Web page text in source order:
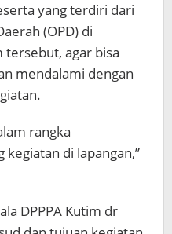
yang terdiri dari
(OPD) di
tersebut, agar bisa
mendalami dengan
rangka
di lapangan,”
DPPPA Kutim dr